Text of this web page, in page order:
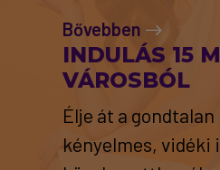
Bővebben
INDULÁS 15
VÁROSBÓL
Élje át a
kényelmes, vidéki